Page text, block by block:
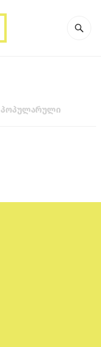
პოპულარული